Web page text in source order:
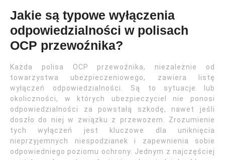
Jakie są typowe wyłączenia
odpowiedzialności w polisach
OCP przewoźnika?
Każda polisa OCP przewoźnika, niezależnie od
towarzystwa ubezpieczeniowego, zawiera listę
wyłączeń odpowiedzialności. Są to sytuacje lub
okoliczności, w których ubezpieczyciel nie ponosi
odpowiedzialności za powstałą szkodę, nawet jeśli
doszło do niej w związku z przewozem. Zrozumienie
tych wyłączeń jest kluczowe dla uniknięcia
nieprzyjemnych niespodzianek i zapewnienia sobie
odpowiedniego poziomu ochrony. Jednym z najczęściej